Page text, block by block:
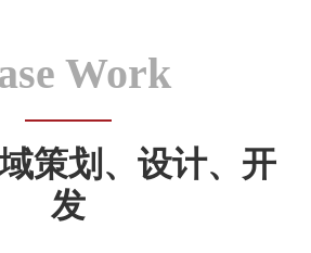
Work
策划、设计、开
发